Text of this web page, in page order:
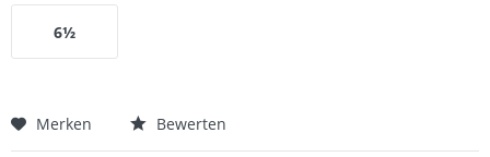
6½
Merken Bewerten